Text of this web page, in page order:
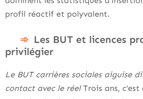
profil réactif et polyvalent.
Les BUT et licences
privilégier
Le BUT carrières sociales aiguise
contact avec le réelTrois ans, c’est